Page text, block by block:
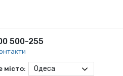
500-255
місто: Одеса